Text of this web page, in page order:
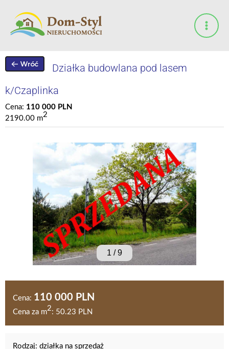
treści
1 /9
Działka budowlana pod lasem
k/Czaplinka
Cena: 110 000 PLN
2190.00 m2
Cena: 110 000 PLN
Cena za m2: 50.23 PLN
Rodzaj: działka na sprzedaż